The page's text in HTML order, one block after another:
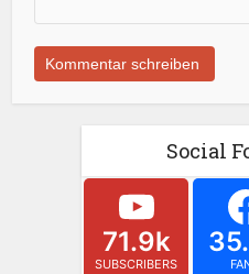
Social
71.9k
SUBSCRIBERS